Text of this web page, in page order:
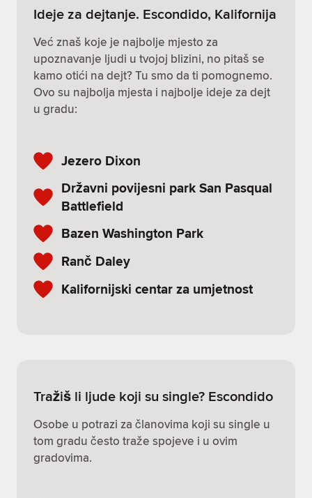
Ideje za dejtanje. Escondido, Kalifornija
Već znaš koje je najbolje mjesto za
upoznavanje ljudi u tvojoj blizini, no pitaš se
kamo otići na dejt? Tu smo da ti pomognemo.
Ovo su najbolja mjesta i najbolje ideje za dejt
u gradu:
Jezero Dixon
Državni povijesni park San Pasqual
Battlefield
Bazen Washington Park
Ranč Daley
Kalifornijski centar za umjetnost
Tražiš li ljude koji su single? Escondido
Osobe u potrazi za članovima koji su single u
tom gradu često traže spojeve i u ovim
gradovima.